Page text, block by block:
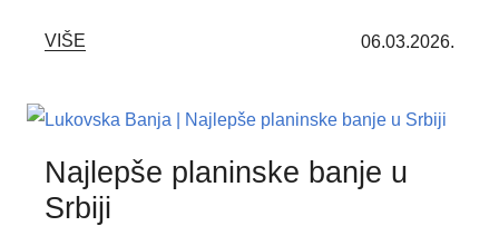
relaksacije, wellness sadržaja i prirodnog okruženja
cene, želeći da pronađu idealan odnos između
troškova boravka i vrednosti koju banja pruža.
VIŠE 06.03.2026.
Najlepše planinske banje u
Srbiji